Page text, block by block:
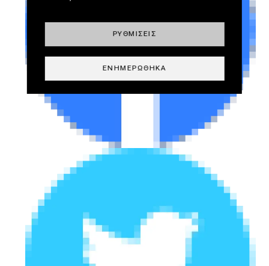
ΡΥΘΜΊΣΕΙΣ
ΕΝΗΜΕΡΏΘΗΚΑ